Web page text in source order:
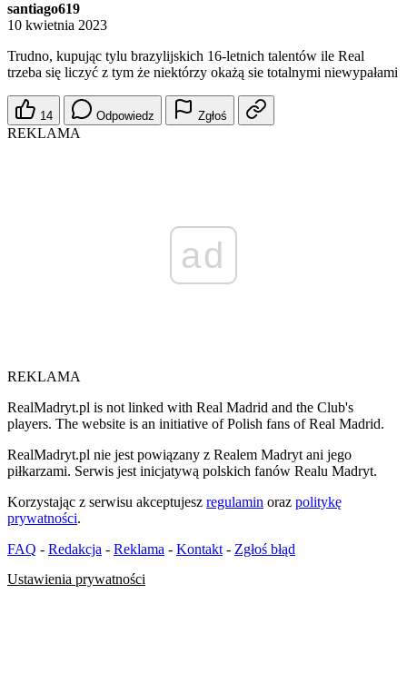
santiago619
10 kwietnia 2023
Trudno, kupując tylu brazylijskich 16-letnich talentów ile Real
trzeba się liczyć z tym że niektórzy okażą sie totalnymi niewypałami
14 Odpowiedz Zgłoś
REKLAMA
ad
REKLAMA
RealMadryt.pl is not linked with Real Madrid and the Club's
players. The website is an initiative of Polish fans of Real Madrid.
RealMadryt.pl nie jest powiązany z Realem Madryt ani jego
piłkarzami. Serwis jest inicjatywą polskich fanów Realu Madryt.
Korzystając z serwisu akceptujesz regulamin oraz politykę
prywatności.
FAQ - Redakcja - Reklama - Kontakt - Zgłoś błąd
Ustawienia prywatności